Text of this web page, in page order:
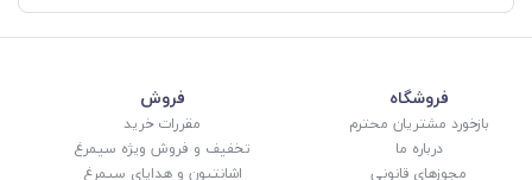
فروشگاه
بازخورد مشتریان محترم
درباره ما
مجوزهای قانونی
فروش
مقررات خرید
تخفیف و فروش ویژه سیمرغ
اشانتیون و هدایای سیمرغ